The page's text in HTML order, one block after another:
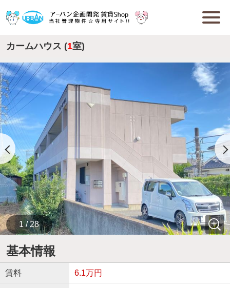
カームハウス (1室)
1 / 28
基本情報
賃料 6.1万円